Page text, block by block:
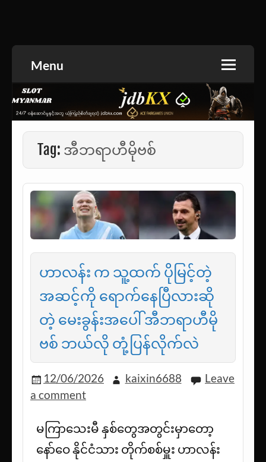
ဝတ္ထုတို
Menu
Tag: အီဘရာဟီမိုဗစ်
ဟာလန်း က သူ့ထက် ပိုမြင့်တဲ့
အဆင့်ကို ရောက်နေပြီလားဆို
တဲ့ မေးခွန်းအပေါ် အီဘရာဟီမို
ဗစ် ဘယ်လို တုံ့ပြန်လိုက်လဲ
12/06/2026 kaixin6688
Leave
a comment
မကြာသေးမီ နှစ်တွေအတွင်းမှာတော့
နော်ဝေ နိုင်ငံသား တိုက်စစ်မှူး ဟာလန်း